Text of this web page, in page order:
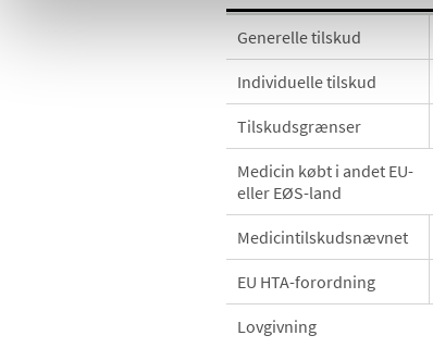
Generelle tilskud
Individuelle tilskud
Tilskudsgrænser
Medicin købt i andet EU-
eller EØS-land
Medicintilskudsnævnet
EU HTA-forordning
Lovgivning